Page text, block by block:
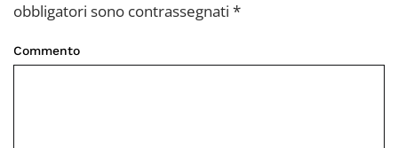
obbligatori sono contrassegnati *
Commento